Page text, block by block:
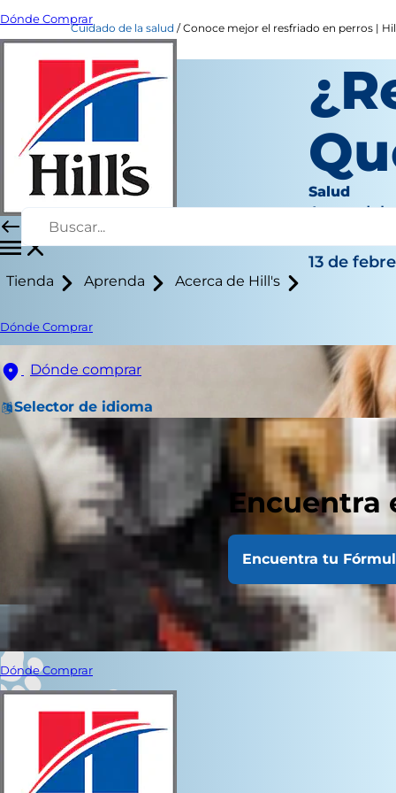
Dónde Comprar
Tienda Aprenda Acerca de Hill's
Dónde Comprar
Dónde comprar
Selector de idioma
Encuentra tu
Dónde Comprar
Cuidado de la salud Conoce mejor el resfriado en perros |
Salud
Autor del
13 de